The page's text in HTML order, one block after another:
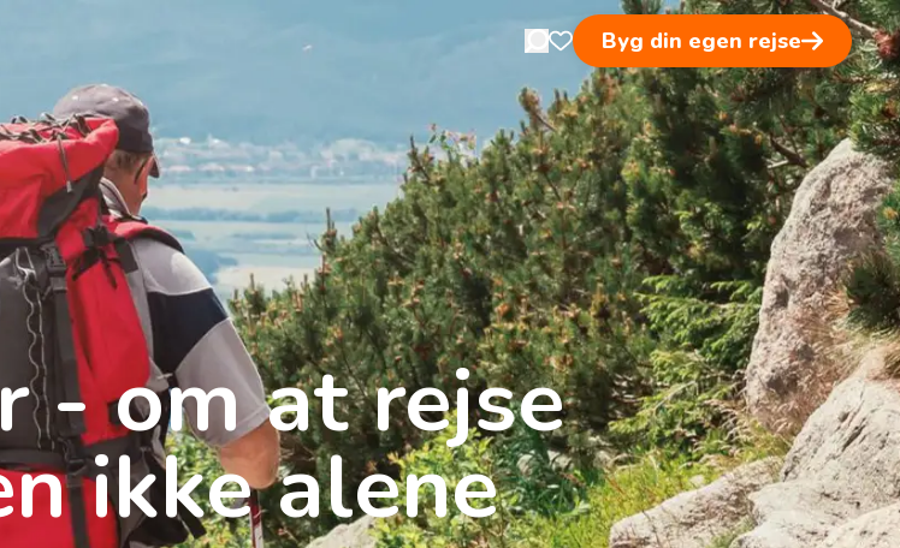
Open search in nav
Åben favoritsider
Byg din egen rejse
- om at rejse
ikke alene